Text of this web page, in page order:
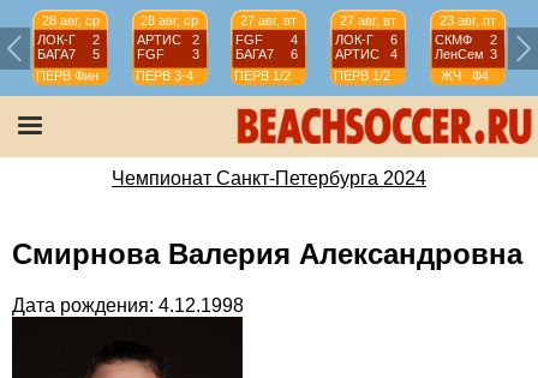
28 авг, ср
ЛОК-Г
2
БАГА7
5
ПЕРВ Фин
28 авг, ср
АРТИС
2
FGF
3
ПЕРВ 3-4
27 авг, вт
FGF
4
БАГА7
6
ПЕРВ 1/2
27 авг, вт
ЛОК-Г
6
АРТИС
4
ПЕРВ 1/2
23 авг, пт
СКМФ
2
ЛенСем 3
ЖЧ
Ф4
Чемпионат Санкт-Петербурга 2024
Смирнова Валерия Александровна
Дата рождения: 4.12.1998